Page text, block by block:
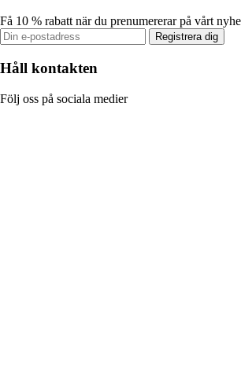
Få 10 % rabatt när du prenumererar på vårt
Registrera dig
Håll kontakten
Följ oss på sociala medier